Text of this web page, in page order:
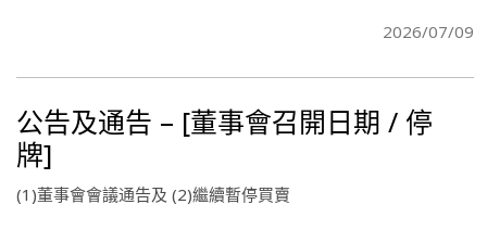
2026/07/09
公告及通告 – [董事會召開日期 / 停
牌]
(1)董事會會議通告及 (2)繼續暫停買賣